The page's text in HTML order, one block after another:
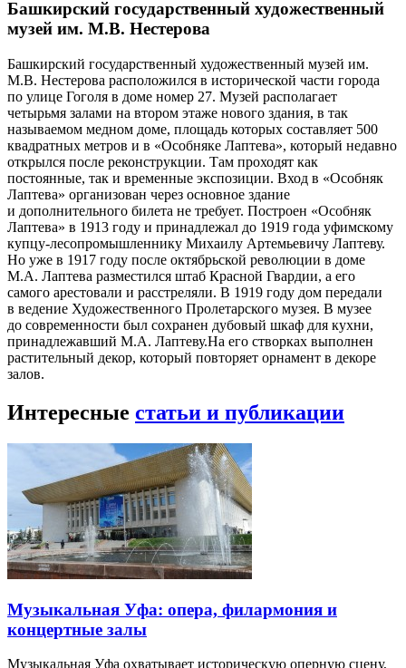
Башкирский государственный художественный
музей им. М.В. Нестерова
Башкирский государственный художественный музей им.
М.В. Нестерова расположился в исторической части города
по улице Гоголя в доме номер 27. Музей располагает
четырьмя залами на втором этаже нового здания, в так
называемом медном доме, площадь которых составляет 500
квадратных метров и в «Особняке Лаптева», который недавно
открылся после реконструкции. Там проходят как
постоянные, так и временные экспозиции. Вход в «Особняк
Лаптева» организован через основное здание
и дополнительного билета не требует. Построен «Особняк
Лаптева» в 1913 году и принадлежал до 1919 года уфимскому
купцу-лесопромышленнику Михаилу Артемьевичу Лаптеву.
Но уже в 1917 году после октябрьской революции в доме
М.А. Лаптева разместился штаб Красной Гвардии, а его
самого арестовали и расстреляли. В 1919 году дом передали
в ведение Художественного Пролетарского музея. В музее
до современности был сохранен дубовый шкаф для кухни,
принадлежавший М.А. Лаптеву.На его створках выполнен
растительный декор, который повторяет орнамент в декоре
залов.
Интересные статьи и публикации
Музыкальная Уфа: опера, филармония и
концертные залы
Музыкальная Уфа охватывает историческую оперную сцену,